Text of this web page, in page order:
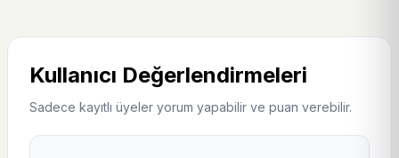
geçmiş ve doğrulanmış teklifler birlikte değerlendirilir.
Cata CT-4079 7 W E14 LED Ampul için karar verirken
yalnızca ilk görünen etikete bakmak yerine fiyat araması,
kontrol edilmelidir. İndirimli üzerinde
Cata CT-4079 7 W
Kullanıcı Değerlendirmeleri
Sadece kayıtlı üyeler yorum yapabilir ve puan verebilir.